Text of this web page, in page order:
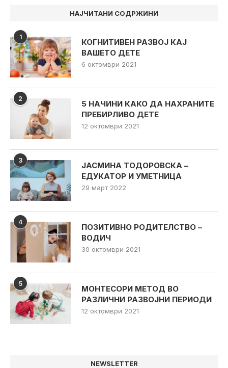
НАЈЧИТАНИ СОДРЖИНИ
1
КОГНИТИВЕН РАЗВОЈ КАЈ
ВАШЕТО ДЕТЕ
6 октомври 2021
2
5 НАЧИНИ КАКО ДА НАХРАНИТЕ
ПРЕБИРЛИВО ДЕТЕ
12 октомври 2021
3
ЈАСМИНА ТОДОРОВСКА –
ЕДУКАТОР И УМЕТНИЦА
29 март 2022
4
ПОЗИТИВНО РОДИТЕЛСТВО –
ВОДИЧ
30 октомври 2021
5
МОНТЕСОРИ МЕТОД ВО
РАЗЛИЧНИ РАЗВОЈНИ ПЕРИОДИ
12 октомври 2021
NEWSLETTER